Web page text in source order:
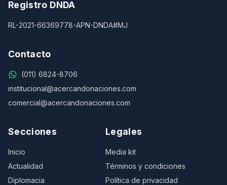
Registro DNDA
RL-2021-66369778-APN-DNDA#MJ
Contacto
(011) 6824-8706
institucional@acercandonaciones.com
comercial@acercandonaciones.com
Secciones
Inicio
Actualidad
Diplomacia
Legales
Media kit
Términos y condiciones
Política de privacidad